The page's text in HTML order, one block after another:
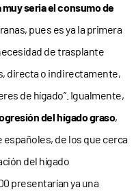
seria el consumo de
pues es ya la primera
de trasplante
directa o indirectamente,
de hígado”. Igualmente,
del hígado graso,
españoles, de los que cerca
del hígado
presentarían ya una